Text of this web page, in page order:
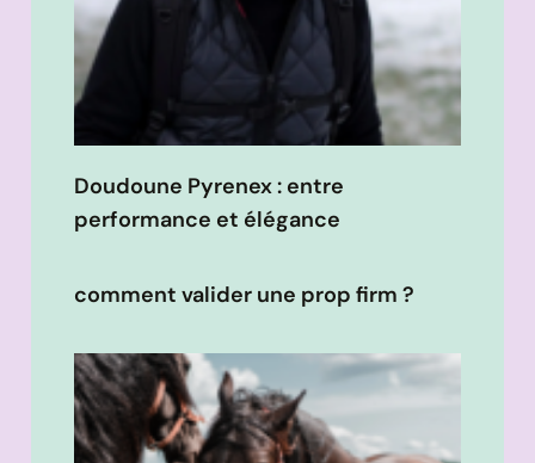
Doudoune Pyrenex : entre
performance et élégance
comment valider une prop firm ?